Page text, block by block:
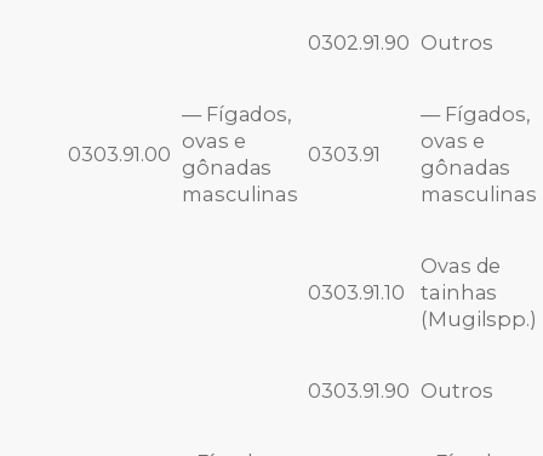
0302.91.90 Outros
0303.91.00
— Fígados,
ovas e
gônadas
masculinas
0303.91
— Fígados,
ovas e
gônadas
masculinas
0303.91.10
Ovas de
tainhas
(Mugilspp.)
0303.91.90 Outros